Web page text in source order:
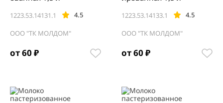
от 60 ₽
1223.53.14131.1 4.5
ООО "ТК МОЛДОМ"
от 60 ₽
1223.53.14133.1 4.5
ООО "ТК МОЛДОМ"